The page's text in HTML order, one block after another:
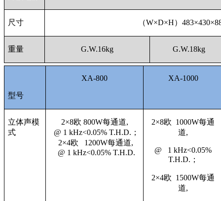
尺寸 （W×D×H）
重量 G.W.16kg G.W.18kg
型号
XA-800 XA-1000
立体声模
式
2×8欧 800W每通道,
@ 1 kHz<0.05% T.H.D.；
2×4欧 1200W每通道,
@ 1 kHz<0.05% T.H.D.
2×8欧 1000W每通
道,
@ 1 kHz<0.05%
T.H.D.；
2×4欧 1500W每通
道,